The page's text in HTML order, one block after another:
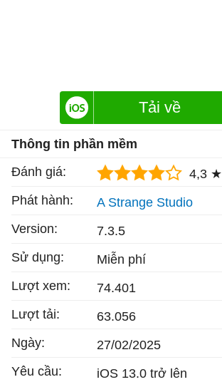
Tải về
Thông tin phần mềm
Đánh giá:
4,3 ★
Phát hành:
A Strange Studio
Version:
7.3.5
Sử dụng:
Miễn phí
Lượt xem:
74.401
Lượt tải:
63.056
Ngày:
27/02/2025
Yêu cầu:
iOS 13.0 trở lên